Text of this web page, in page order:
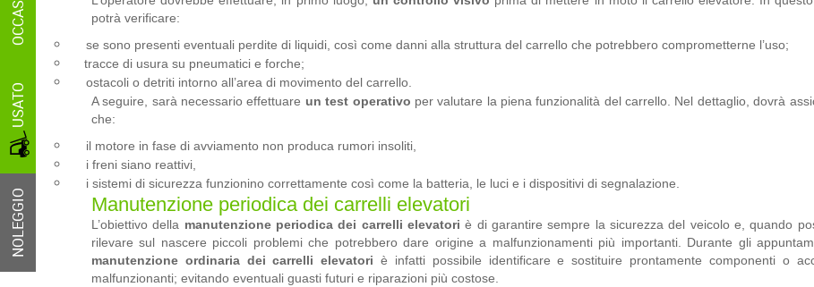
potrà verificare:
se sono presenti eventuali perdite di liquidi, così come danni alla struttura del carrello che potrebbero comprometterne l’uso;
tracce di usura su pneumatici e forche;
ostacoli o detriti intorno all’area di movimento del carrello.
A seguire, sarà necessario effettuare un test operativo per valutare la piena funzionalità del carrello. Nel dettaglio, dovrà
che:
il motore in fase di avviamento non produca rumori insoliti,
i freni siano reattivi,
i sistemi di sicurezza funzionino correttamente così come la batteria, le luci e i dispositivi di segnalazione.
Manutenzione periodica dei carrelli elevatori
L’obiettivo della manutenzione periodica dei carrelli elevatori è di garantire sempre la sicurezza del veicolo e, quando
rilevare sul nascere piccoli problemi che potrebbero dare origine a malfunzionamenti più importanti. Durante gli
manutenzione ordinaria dei carrelli elevatori è infatti possibile identificare e sostituire prontamente componenti o
malfunzionanti; evitando eventuali guasti futuri e riparazioni più costose.
NOLEGGIO
USATO